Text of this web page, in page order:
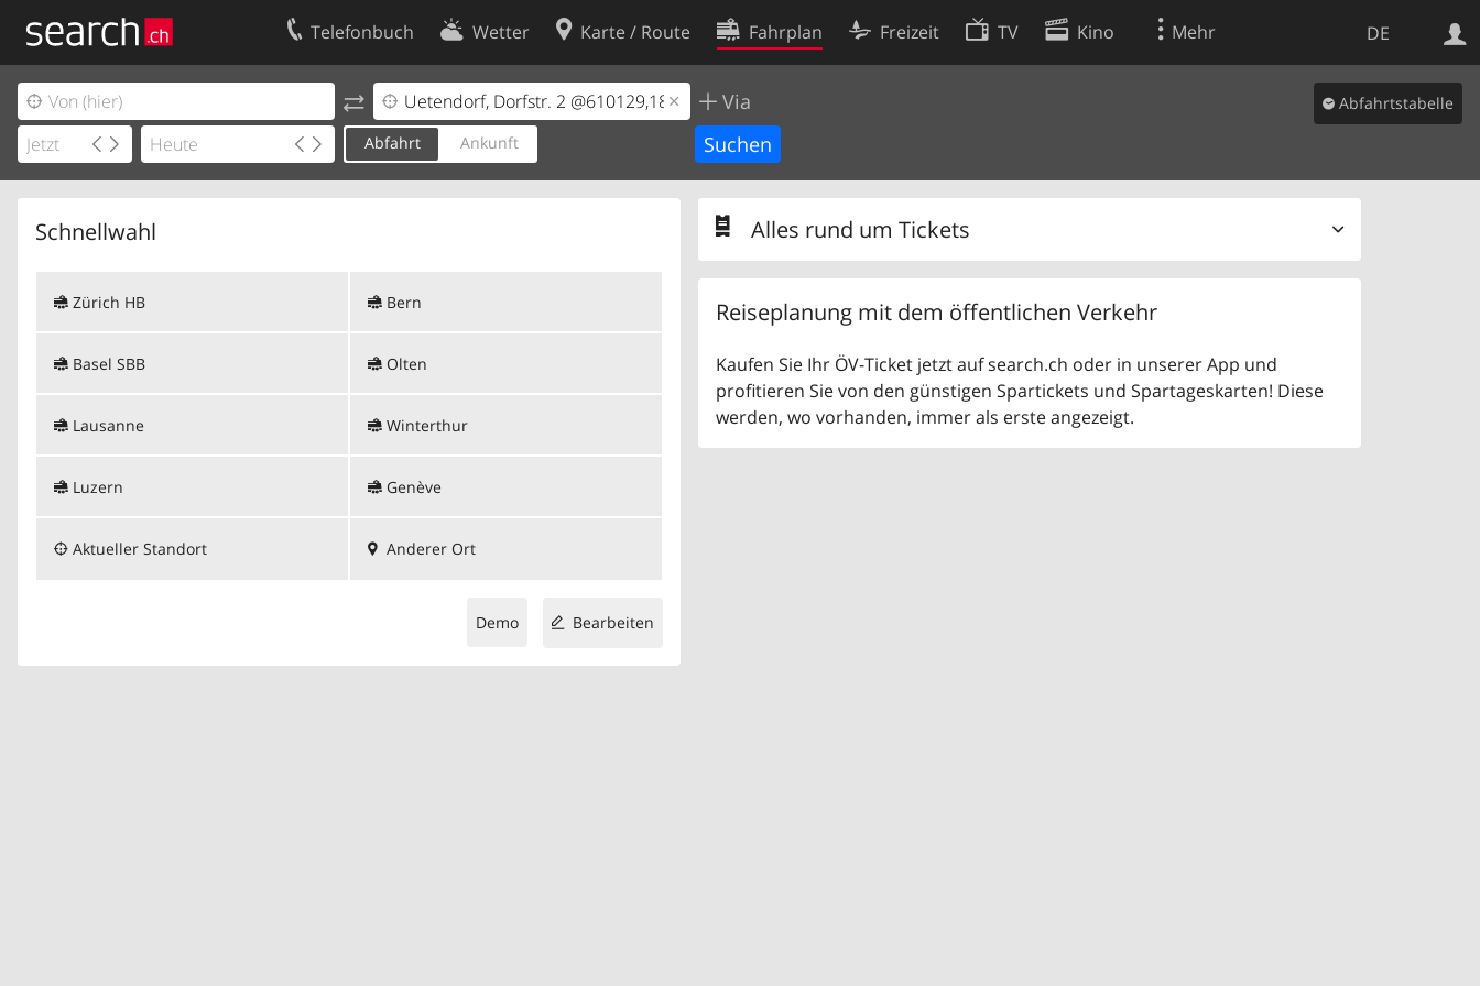
DE
Telefonbuch Wetter Karte / Route Fahrplan Freizeit TV Kino Mehr
Via
Abfahrt Ankunft
Abfahrtstabelle
Schnellwahl
Zürich HB
Basel SBB
Lausanne
Luzern
Bern
Olten
Winterthur
Genève
Aktueller Standort Anderer Ort
Bearbeiten
Demo
Alles rund um Tickets
Reiseplanung mit dem öffentlichen Verkehr
Kaufen Sie Ihr ÖV-Ticket jetzt auf search.ch oder in unserer App und
profitieren Sie von den günstigen Spartickets und Spartageskarten! Diese
werden, wo vorhanden, immer als erste angezeigt.
Ihr Eintrag
Kundencenter Geschäftskunden
Kontakt
Nutzungsbedingungen
Cookie-Einstellungen